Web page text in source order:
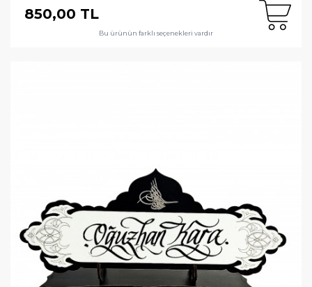
850,00 TL
Bu ürünün farklı seçenekleri vardır